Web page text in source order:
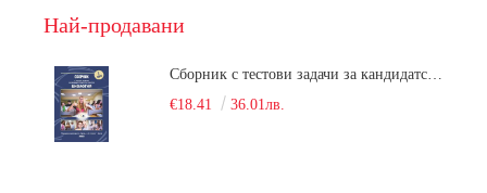
Най-продавани
€18.41
36.01лв.